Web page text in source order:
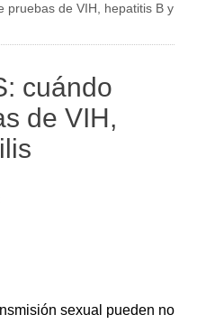
pruebas de VIH, hepatitis B y
cuándo
de VIH,
sexual pueden no